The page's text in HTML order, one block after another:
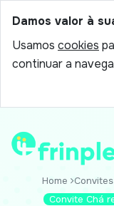
Damos valor à
Usamos cookies
continuar a
Home
Convite Chá